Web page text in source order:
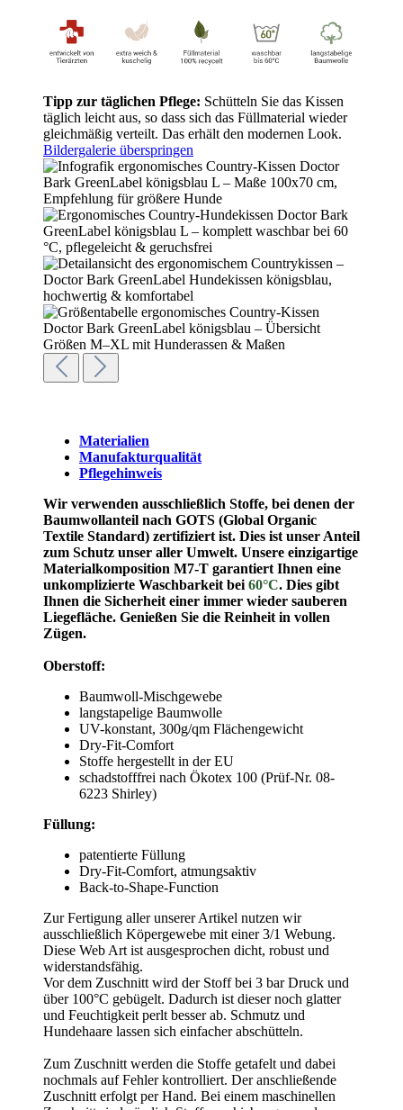
Tipp zur täglichen Pflege: Schütteln Sie das Kissen
täglich leicht aus, so dass sich das Füllmaterial wieder
gleichmäßig verteilt. Das erhält den modernen Look.
Bildergalerie überspringen
Materialien
Manufakturqualität
Pflegehinweis
Wir verwenden ausschließlich Stoffe, bei denen der
Baumwollanteil nach GOTS (Global Organic
Textile Standard) zertifiziert ist. Dies ist unser Anteil
zum Schutz unser aller Umwelt. Unsere einzigartige
Materialkomposition M7-T garantiert Ihnen eine
unkomplizierte Waschbarkeit bei 60°C. Dies gibt
Ihnen die Sicherheit einer immer wieder sauberen
Liegefläche. Genießen Sie die Reinheit in vollen
Zügen.
Oberstoff:
Baumwoll-Mischgewebe
langstapelige Baumwolle
UV-konstant, 300g/qm Flächengewicht
Dry-Fit-Comfort
Stoffe hergestellt in der EU
schadstofffrei nach Ökotex 100 (Prüf-Nr. 08-
6223 Shirley)
Füllung:
patentierte Füllung
Dry-Fit-Comfort, atmungsaktiv
Back-to-Shape-Function
Zur Fertigung aller unserer Artikel nutzen wir
ausschließlich Köpergewebe mit einer 3/1 Webung.
Diese Web Art ist ausgesprochen dicht, robust und
widerstandsfähig.
Vor dem Zuschnitt wird der Stoff bei 3 bar Druck und
über 100°C gebügelt. Dadurch ist dieser noch glatter
und Feuchtigkeit perlt besser ab. Schmutz und
Hundehaare lassen sich einfacher abschütteln.
Zum Zuschnitt werden die Stoffe getafelt und dabei
nochmals auf Fehler kontrolliert. Der anschließende
Zuschnitt erfolgt per Hand. Bei einem maschinellen